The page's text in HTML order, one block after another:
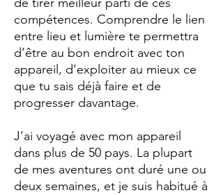
compétences. Comprendre le lien
entre lieu et lumière te permettra
d’être au bon endroit avec ton
appareil, d’exploiter au mieux ce
que tu sais déjà faire et de
progresser davantage.
J’ai voyagé avec mon appareil
dans plus de 50 pays. La plupart
de mes aventures ont duré une ou
deux semaines, et je suis habitué à